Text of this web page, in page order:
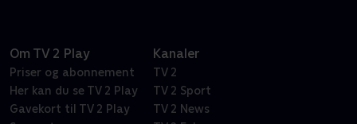
Om TV 2 Play
Priser og abonnement
Her kan du se TV 2 Play
Gavekort til TV 2 Play
Kanaler
TV 2
TV 2 Sport
TV 2 News